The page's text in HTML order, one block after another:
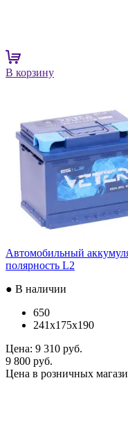
В корзину
Автомобильный
полярность L2
● В наличии
650
241x175x190
Цена: 9 310 руб.
9 800 руб.
Цена в розничных